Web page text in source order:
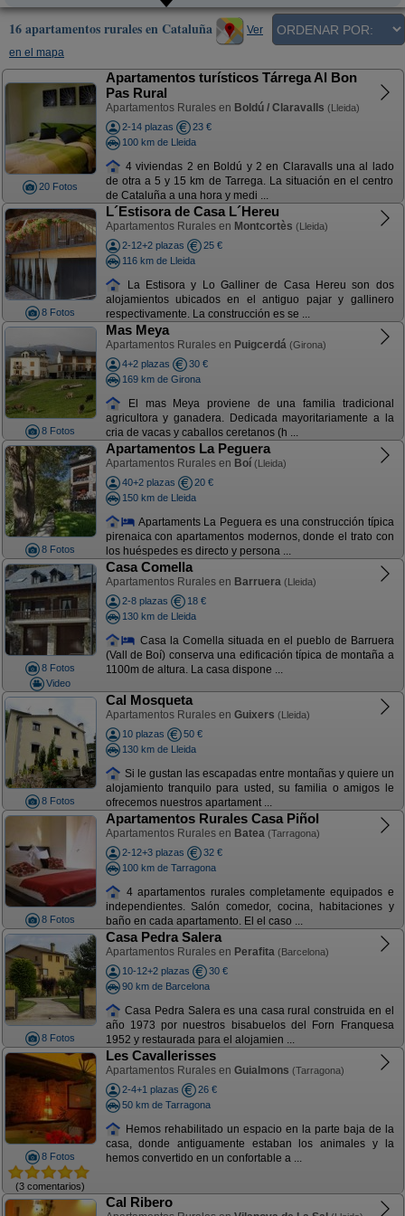
16 apartamentos rurales en Cataluña
Ver
en el mapa
20 Fotos
Apartamentos turísticos Tárrega Al Bon
Pas Rural
Apartamentos Rurales en Boldú / Claravalls (Lleida)
2-14 plazas
23 €
100 km de Lleida
4 viviendas 2 en Boldú y 2 en Claravalls una al lado
de otra a 5 y 15 km de Tarrega. La situación en el centro
de Cataluña a una hora y medi ...
8 Fotos
L´Estisora de Casa L´Hereu
Apartamentos Rurales en Montcortès (Lleida)
2-12+2 plazas
25 €
116 km de Lleida
La Estisora y Lo Galliner de Casa Hereu son dos
alojamientos ubicados en el antiguo pajar y gallinero
respectivamente. La construcción es se ...
8 Fotos
Mas Meya
Apartamentos Rurales en Puigcerdá (Girona)
4+2 plazas
30 €
169 km de Girona
El mas Meya proviene de una familia tradicional
agricultora y ganadera. Dedicada mayoritariamente a la
cria de vacas y caballos ceretanos (h ...
8 Fotos
Apartamentos La Peguera
Apartamentos Rurales en Boí (Lleida)
40+2 plazas
20 €
150 km de Lleida
Apartaments La Peguera es una construcción típica
pirenaica con apartamentos modernos, donde el trato con
los huéspedes es directo y persona ...
8 Fotos
Video
Casa Comella
Apartamentos Rurales en Barruera (Lleida)
2-8 plazas
18 €
130 km de Lleida
Casa la Comella situada en el pueblo de Barruera
(Vall de Boí) conserva una edificación típica de montaña a
1100m de altura. La casa dispone ...
8 Fotos
Cal Mosqueta
Apartamentos Rurales en Guixers (Lleida)
10 plazas
50 €
130 km de Lleida
Si le gustan las escapadas entre montañas y quiere un
alojamiento tranquilo para usted, su familia o amigos le
ofrecemos nuestros apartament ...
8 Fotos
Apartamentos Rurales Casa Piñol
Apartamentos Rurales en Batea (Tarragona)
2-12+3 plazas
32 €
100 km de Tarragona
4 apartamentos rurales completamente equipados e
independientes. Salón comedor, cocina, habitaciones y
baño en cada apartamento. El el caso ...
8 Fotos
Casa Pedra Salera
Apartamentos Rurales en Perafita (Barcelona)
10-12+2 plazas
30 €
90 km de Barcelona
Casa Pedra Salera es una casa rural construida en el
año 1973 por nuestros bisabuelos del Forn Franquesa
1952 y restaurada para el alojamien ...
8 Fotos
(3 comentarios)
Les Cavallerisses
Apartamentos Rurales en Guialmons (Tarragona)
2-4+1 plazas
26 €
50 km de Tarragona
Hemos rehabilitado un espacio en la parte baja de la
casa, donde antiguamente estaban los animales y la
hemos convertido en un confortable a ...
Cal Ribero